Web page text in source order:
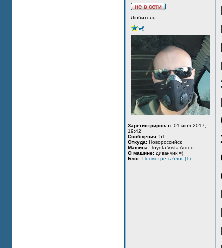
Любитель
Зарегистрирован: 01 июл 2017,
19:42
Сообщения: 51
Откуда: Новороссийск
Машина: Toyota Vista Ardeo
О машине: диванчик =)
Блог: Посмотреть блог (1)